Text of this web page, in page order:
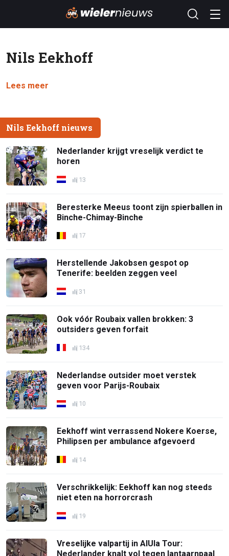
Nils Eekhoff
Lees meer
Nils Eekhoff nieuws
Nederlander krijgt vreselijk verdict te
horen
13
Beresterke Meeus toont zijn spierballen in
Binche-Chimay-Binche
17
Herstellende Jakobsen gespot op
Tenerife: beelden zeggen veel
31
Ook vóór Roubaix vallen brokken: 3
outsiders geven forfait
134
Nederlandse outsider moet verstek
geven voor Parijs-Roubaix
10
Eekhoff wint verrassend Nokere Koerse,
Philipsen per ambulance afgevoerd
14
Verschrikkelijk: Eekhoff kan nog steeds
niet eten na horrorcrash
19
Vreselijke valpartij in AlUla Tour:
Nederlander knalt vol tegen lantaarnpaal